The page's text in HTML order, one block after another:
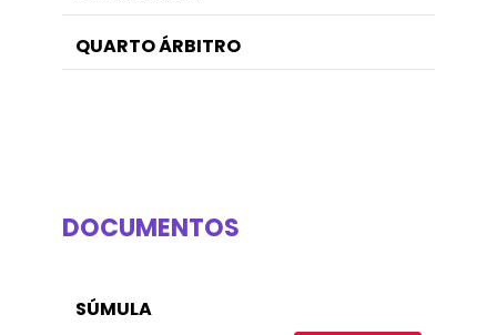
QUARTO ÁRBITRO
DOCUMENTOS
SÚMULA